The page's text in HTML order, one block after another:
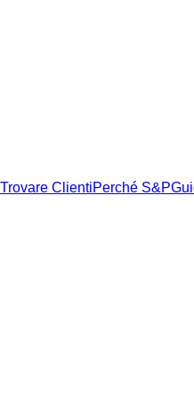
Trovare ClientiPerché S&P